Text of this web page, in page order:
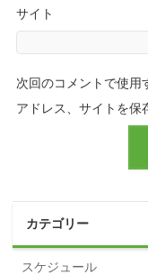
サイト
次回のコメントで使用
アドレス、サイトを保
カテゴリー
スケジュール